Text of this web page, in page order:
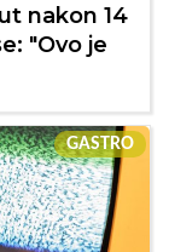
nakon 14
"Ovo je
GASTRO